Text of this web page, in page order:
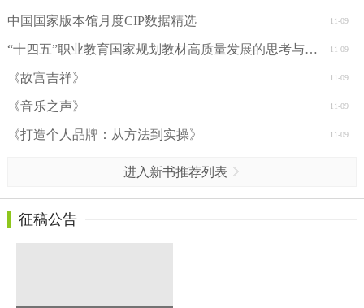
11-09
中国国家版本馆月度CIP数据精选
11-09
“十四五”职业教育国家规划教材高质量发展的思考与实践——以黑色金属材料类专业教材为例
11-09
《故宫吉祥》
11-09
《音乐之声》
11-09
《打造个人品牌：从方法到实操》
进入新书推荐列表
征稿公告